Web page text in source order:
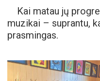
Kai matau jų
muzikai – suprantu,
prasmingas.